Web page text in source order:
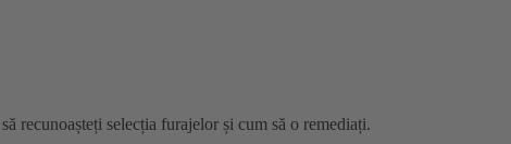
recunoașteți selecția furajelor și cum să o remediați.